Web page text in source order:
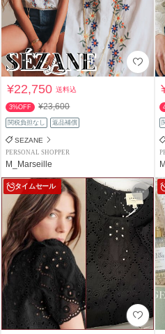
¥22,750送料込
3%OFF ¥23,600
関税負担なし 返品補償
SEZANE
PERSONAL SHOPPER
M_Marseille
タイムセール